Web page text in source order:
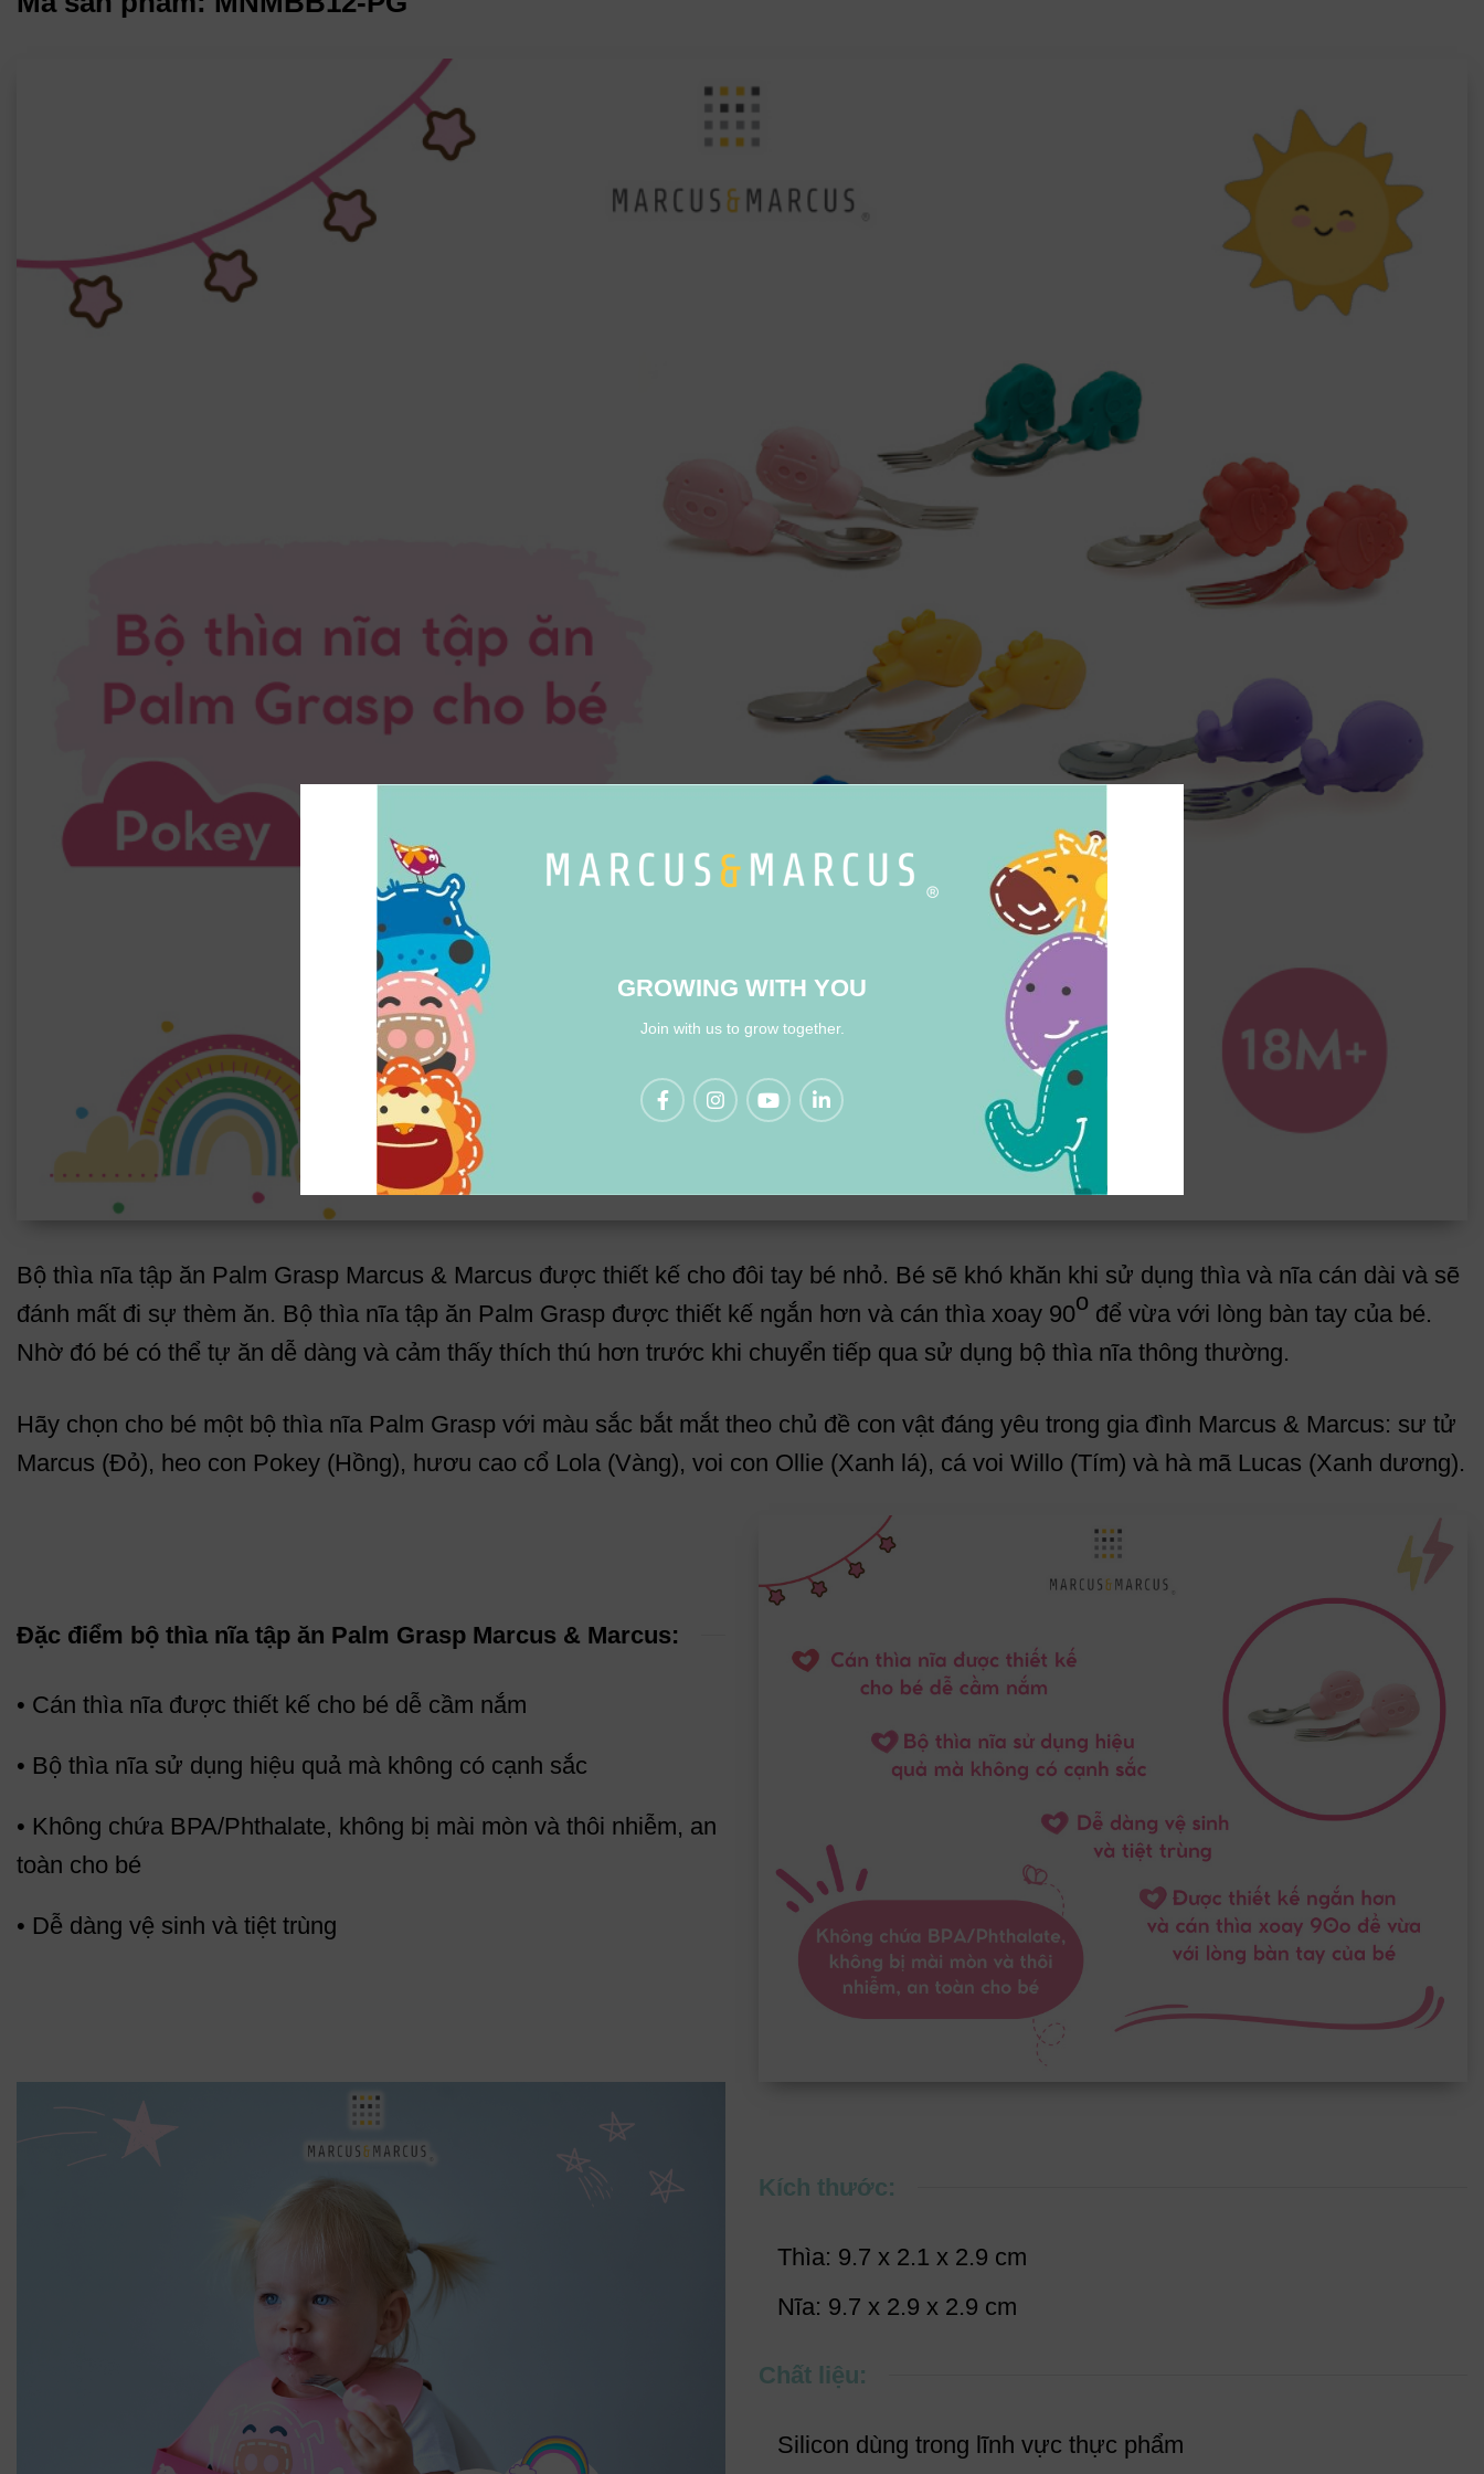
GROWING WITH YOU
Join with us to grow together.
Bộ thìa nĩa tập ăn Palm Grasp Marcus & Marcus được thiết kế cho đôi tay bé nhỏ. Bé sẽ khó khăn khi sử dụng thìa và nĩa cán dài và sẽ
đánh mất đi sự thèm ăn. Bộ thìa nĩa tập ăn Palm Grasp được thiết kế ngắn hơn và cán thìa xoay 90o để vừa với lòng bàn tay của bé.
Nhờ đó bé có thể tự ăn dễ dàng và cảm thấy thích thú hơn trước khi chuyển tiếp qua sử dụng bộ thìa nĩa thông thường.
Hãy chọn cho bé một bộ thìa nĩa Palm Grasp với màu sắc bắt mắt theo chủ đề con vật đáng yêu trong gia đình Marcus & Marcus: sư tử
Marcus (Đỏ), heo con Pokey (Hồng), hươu cao cổ Lola (Vàng), voi con Ollie (Xanh lá), cá voi Willo (Tím) và hà mã Lucas (Xanh dương).
Đặc điểm bộ thìa nĩa tập ăn Palm Grasp Marcus & Marcus:
• Cán thìa nĩa được thiết kế cho bé dễ cầm nắm
• Bộ thìa nĩa sử dụng hiệu quả mà không có cạnh sắc
• Không chứa BPA/Phthalate, không bị mài mòn và thôi nhiễm, an
toàn cho bé
• Dễ dàng vệ sinh và tiệt trùng
Kích thước:
Thìa: 9.7 x 2.1 x 2.9 cm
Nĩa: 9.7 x 2.9 x 2.9 cm
Chất liệu:
Silicon dùng trong lĩnh vực thực phẩm